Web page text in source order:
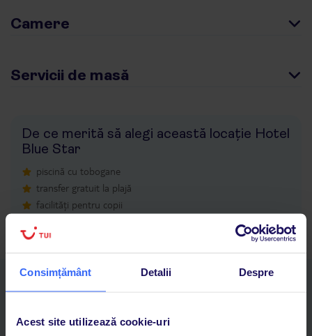
Consimțământ Detalii Despre
Acest site utilizează cookie-uri
Camere
Servicii de masă
De ce merită să alegi această locație Hotel
Blue Star
piscină cu tobogane
transfer gratuit la plajă
facilități pentru copii
Descarcă acum aplicația TUI
Adaugi la favorite vacanțele care îți plac și revii oricând la ele